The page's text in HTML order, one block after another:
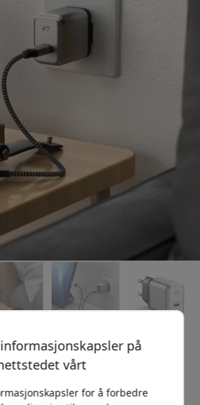
Anbefalt pris
NOK
på
vårt
for å forbedre